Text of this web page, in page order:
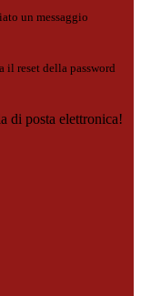
un messaggio
il reset della password
di posta elettronica!